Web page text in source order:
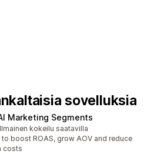
sovelluksia
Marketing Segments
yhteensä
Ilmainen kokeilu saatavilla
boost ROAS, grow AOV and reduce
costs